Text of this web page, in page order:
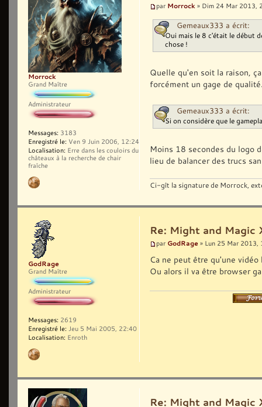
par Morrock » Dim 24 Mar 2013,
Gemeaux333 a écrit:
Oui mais le 8 c'était le début
chose !
Quelle qu'en soit la raison,
forcément un gage de
Gemeaux333 a écrit:
Si on considère que le
Moins 18 secondes du logo
lieu de balancer des trucs
Ci-gît la signature de Morrock,
Morrock
Grand Maître
Administrateur
Messages: 3183
Enregistré le: Ven 9 Juin 2006, 12:24
Localisation: Erre dans les couloirs du
châteaux à la recherche de chair
fraîche
Re: Might and Magic
par GodRage » Lun 25 Mar 2013,
Ca ne peut être qu'une
Ou alors il va être browser
GodRage
Grand Maître
Administrateur
Messages: 2619
Enregistré le: Jeu 5 Mai 2005, 22:40
Localisation: Enroth
Re: Might and Magic